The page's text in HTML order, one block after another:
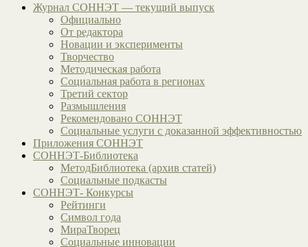
Журнал СОННЭТ — текущий выпуск
Официально
От редактора
Новации и эксперименты
Творчество
Методическая работа
Социальная работа в регионах
Третий сектор
Размышления
Рекомендовано СОННЭТ
Социальные услуги с доказанной эффективностью
Приложения СОННЭТ
СОННЭТ-Библиотека
МетодБиблиотека (архив статей)
Социальные подкасты
СОННЭТ- Конкурсы
Рейтинги
Символ года
МираТворец
Социальные инновации